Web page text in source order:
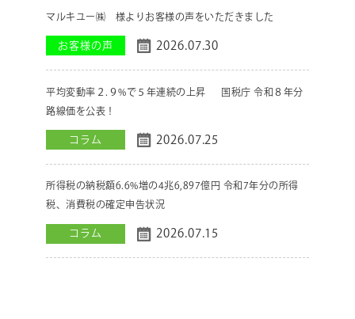
マルキユー㈱ 様よりお客様の声をいただきました
お客様の声 2026.07.30
平均変動率２.９%で５年連続の上昇 国税庁 令和８年分
路線価を公表！
コラム 2026.07.25
所得税の納税額6.6%増の4兆6,897億円 令和7年分の所得
税、消費税の確定申告状況
コラム 2026.07.15